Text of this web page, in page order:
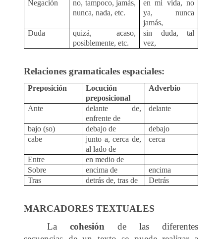
Negación
no, tampoco, jamás,
nunca, nada, etc.
en mi vida, no
ya, nunca
jamás,
Duda
quizá, acaso,
posiblemente, etc.
sin duda, tal
vez,
Relaciones gramaticales espaciales:
Preposición
Locución
preposicional
Adverbio
Ante
delante de,
enfrente de
delante
bajo (so) debajo de
debajo
cabe
junto a, cerca de,
al lado de
cerca
Entre
en medio de
Sobre
encima de
encima
Tras
detrás de, tras de Detrás
MARCADORES TEXTUALES
Lacohesión de las diferentes